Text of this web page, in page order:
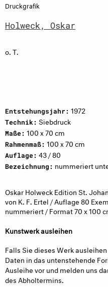
Druckgrafik
Holweck, Oskar
o. T.
Entstehungsjahr: 1972
Technik: Siebdruck
Maße: 100 x 70 cm
Rahmenmaß: 100 x 70 cm
Auflage: 43 / 80
Bezeichnung: nummeriert
Oskar Holweck Edition St.
von K. F. Ertel / Auflage 80
nummeriert / Format 70 x 100
Kunstwerk ausleihen
Falls Sie dieses Werk
Daten in das untenstehende
Ausleihe vor und melden uns
des Abholtermins.